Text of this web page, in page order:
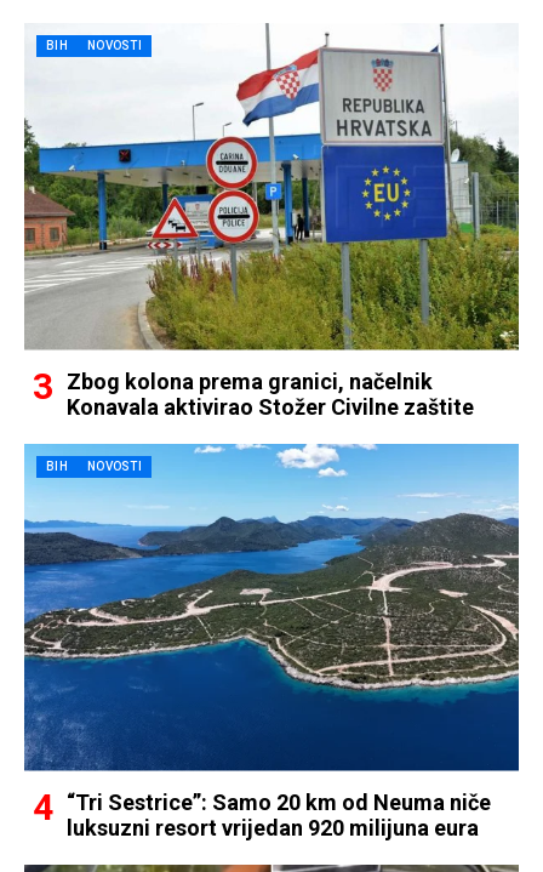
BIH NOVOSTI
Zbog kolona prema granici, načelnik
Konavala aktivirao Stožer Civilne zaštite
BIH NOVOSTI
“Tri Sestrice”: Samo 20 km od Neuma niče
luksuzni resort vrijedan 920 milijuna eura